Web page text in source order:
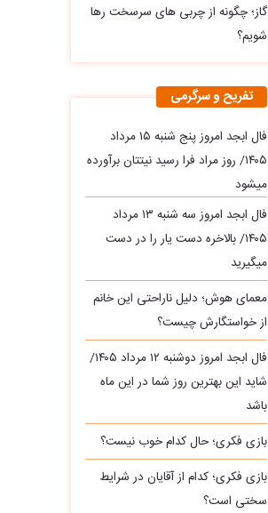
گاز؛ چگونه از چربی های سرسخت رها
شویم؟
تفریح و سرگرمی
فال ابجد امروز پنج شنبه ۱۵ مرداد
۱۴۰۵/ روز مراد فرا رسید نیتتان برآورده
میشود
فال ابجد امروز سه‌ شنبه ۱۳ مرداد
۱۴۰۵/ بالاخره دست یار را در دست
میگیرید
معمای هوش؛ دلیل ناراحتی این خانم
از خواستگارش چیست؟
فال ابجد امروز دوشنبه ۱۲ مرداد ۱۴۰۵/
شاید این بهترین روز شما در این ماه
باشد
بازی فکری؛ حال کدام خوب نیست؟
بازی فکری؛ کدام از آقایان در شرایط
سختی است؟